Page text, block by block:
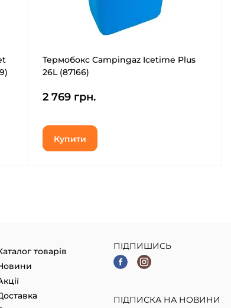
Термобокс Campingaz Icetime Plus
26L (87166)
2 769 грн.
Купити
товарів
ПІДПИШИСЬ
ПІДПИСКА НА НОВИНИ